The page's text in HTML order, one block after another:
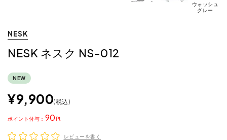
ウォッシュ
グレー
NESK
NESK ネスク NS-012
NEW
¥9,900 税込
90
ポイント
レビューを書く